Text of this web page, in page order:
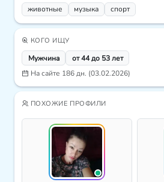
животные музыка спорт
КОГО ИЩУ
Мужчина
от 44 до 53 лет
На сайте 186 дн. (03.02.2026)
ПОХОЖИЕ ПРОФИЛИ